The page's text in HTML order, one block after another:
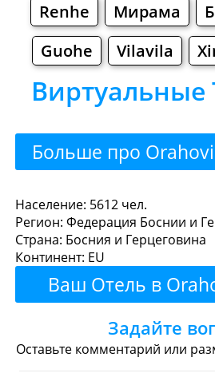
Renhe
Мирама
Guohe
Vilavila
Виртуальные
Больше про
Orahovica
поесть или
Рестораны Кафе
Булочные
Торговые
Население: 5612 чел.
Регион: Федерация Боснии и
Страна: Босния и Герцеговина
Континент: EU
Ваш Отель в
Здесь!
Задайте
Оставьте комментарий или